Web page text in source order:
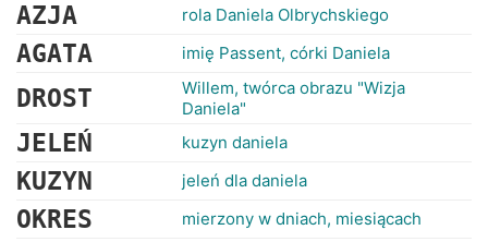
AZJA rola Daniela Olbrychskiego
AGATA imię Passent, córki Daniela
DROST
Willem, twórca obrazu "Wizja
Daniela"
JELEŃ kuzyn daniela
KUZYN jeleń dla daniela
OKRES mierzony w dniach, miesiącach